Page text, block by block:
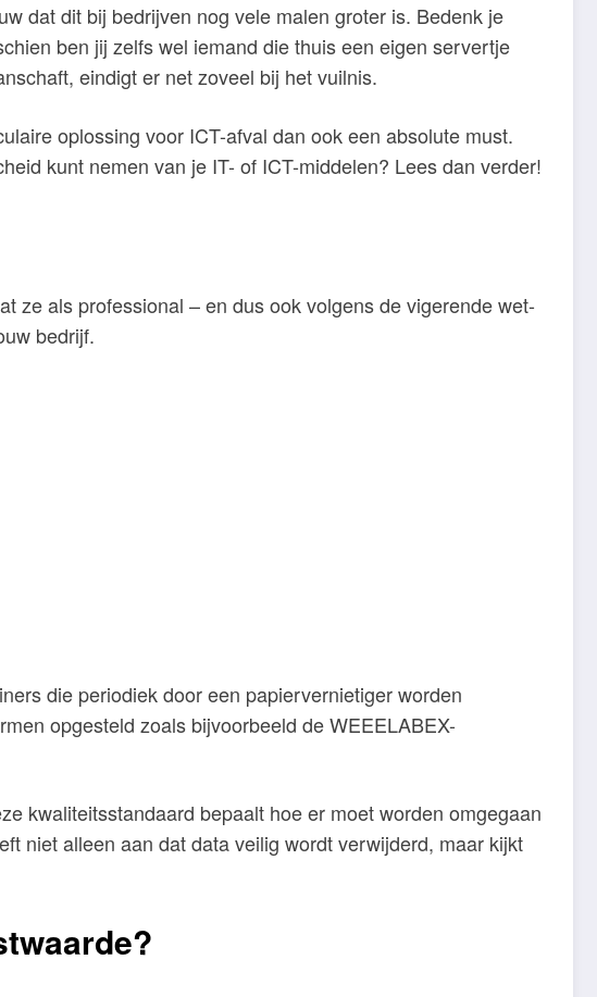
dat dit bij bedrijven nog vele malen groter is. Bedenk je
ben jij zelfs wel iemand die thuis een eigen servertje
eindigt er net zoveel bij het vuilnis.
oplossing voor ICT-afval dan ook een absolute must.
kunt nemen van je IT- of ICT-middelen? Lees dan verder!
ze als professional – en dus ook volgens de vigerende wet-
bedrijf.
die periodiek door een papiervernietiger worden
opgesteld zoals bijvoorbeeld de WEEELABEX-
kwaliteitsstandaard bepaalt hoe er moet worden omgegaan
niet alleen aan dat data veilig wordt verwijderd, maar kijkt